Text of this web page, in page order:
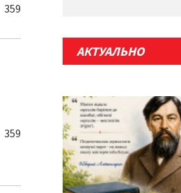
359
359
АКТУАЛЬНО